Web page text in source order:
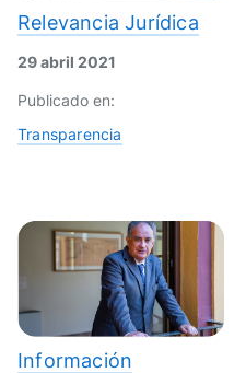
Relevancia Jurídica
29 abril 2021
Publicado en:
Transparencia
Información